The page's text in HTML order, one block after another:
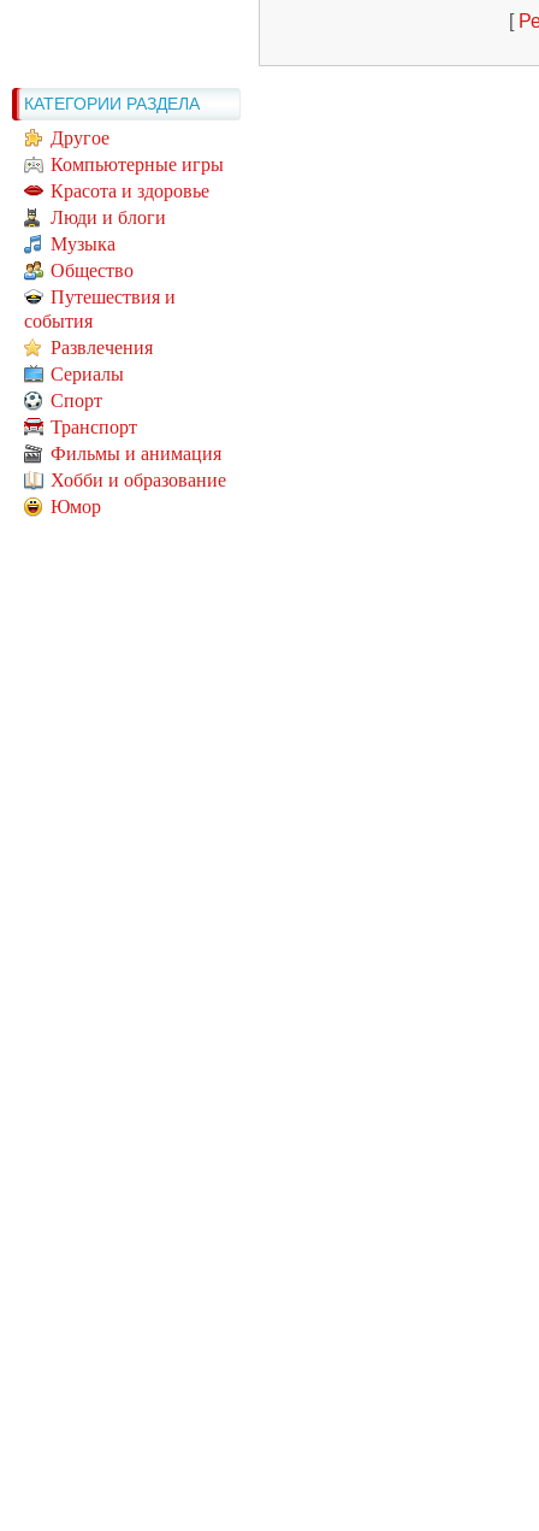
КАТЕГОРИИ РАЗДЕЛА
Другое
Компьютерные игры
Красота и здоровье
Люди и блоги
Музыка
Общество
Путешествия и
события
Развлечения
Сериалы
Спорт
Транспорт
Фильмы и анимация
Хобби и образование
Юмор
[